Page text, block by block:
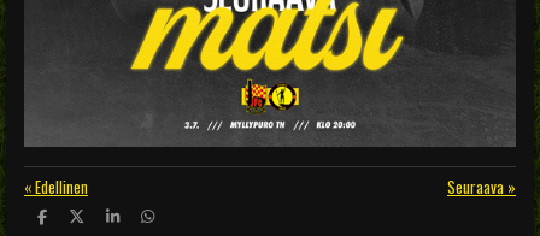
«Edellinen Seuraava »
J J J J